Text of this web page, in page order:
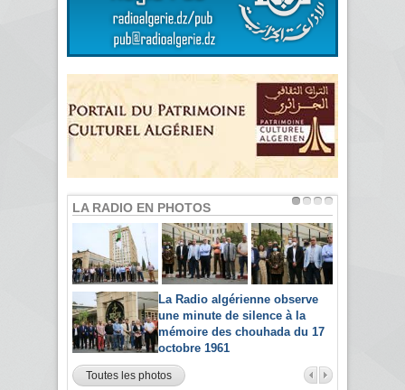
LA RADIO EN PHOTOS
La Radio algérienne observe
une minute de silence à la
mémoire des chouhada du 17
octobre 1961
Toutes les photos